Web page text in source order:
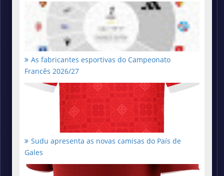
As fabricantes esportivas do Campeonato
Francês 2026/27
Sudu apresenta as novas camisas do País de
Gales